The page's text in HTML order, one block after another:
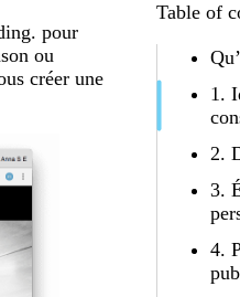
pour
ou
créer une
Table of
1.
2.
3.
4.